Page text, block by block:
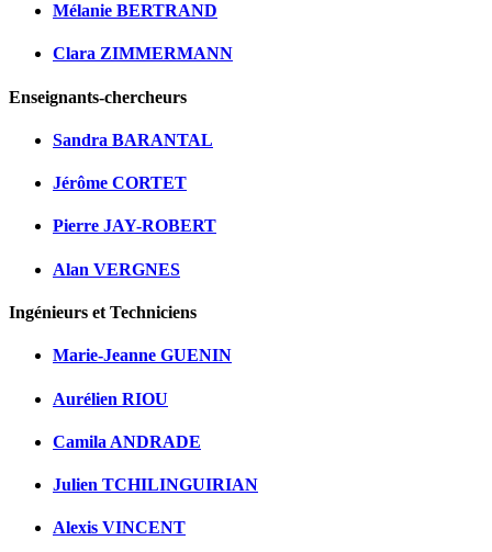
Mélanie BERTRAND
Clara ZIMMERMANN
Enseignants-chercheurs
Sandra BARANTAL
Jérôme CORTET
Pierre JAY-ROBERT
Alan VERGNES
Ingénieurs et Techniciens
Marie-Jeanne GUENIN
Aurélien RIOU
Camila ANDRADE
Julien TCHILINGUIRIAN
Alexis VINCENT